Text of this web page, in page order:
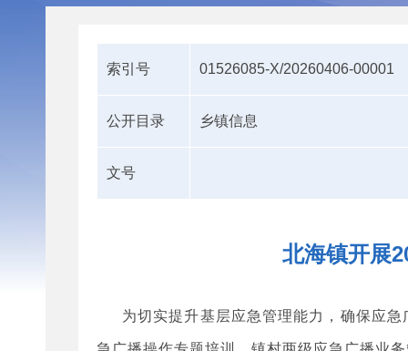
索引号 01526085-X/20260406-00001
公开目录 乡镇信息
文号
北海镇开展
为切实提升基层应急管理能力，确保应